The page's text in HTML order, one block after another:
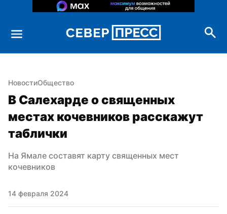
НовостиОбщество
В Салехарде о священных
местах кочевников расскажут
таблички
На Ямале составят карту священных мест
кочевников
14 февраля 2024